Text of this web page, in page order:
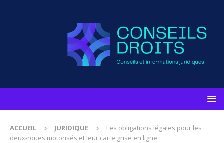
ACCUEIL JURIDIQUE
Les obligations légales pour les
deux-roues motorisés et leur carte grise en ligne